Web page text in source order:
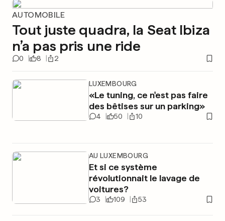
AUTOMOBILE
Tout juste quadra, la Seat Ibiza
n’a pas pris une ride
0 8 2
LUXEMBOURG
«Le tuning, ce n'est pas faire
des bêtises sur un parking»
4 50 10
AU LUXEMBOURG
Et si ce système
révolutionnait le lavage de
voitures?
3 109 53